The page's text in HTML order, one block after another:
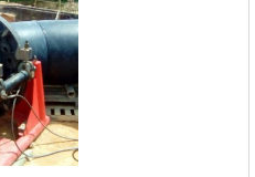
sistemas de carregamento e
elétrica ou de ventilação, se
em cada etapa, desde o
e os testes de qualidade.
de resistência e custo
para a construção desses
1965, é líder na fabricação e
óleo, gás e dual, além de uma
e acessórios para combustão
o Brasil e exportação para
se pelo compromisso com a
estando sempre à disposição